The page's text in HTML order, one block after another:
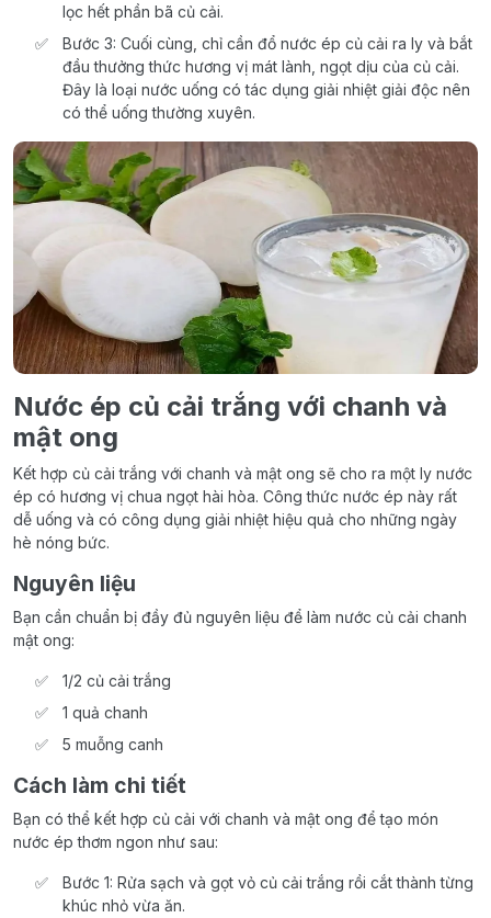
lọc hết phần bã củ cải.
Bước 3: Cuối cùng, chỉ cần đổ nước ép củ cải ra ly và bắt
đầu thưởng thức hương vị mát lành, ngọt dịu của củ cải.
Đây là loại nước uống có tác dụng giải nhiệt giải độc nên
có thể uống thường xuyên.
Nước ép củ cải trắng với chanh và
mật ong
Kết hợp củ cải trắng với chanh và mật ong sẽ cho ra một ly nước
ép có hương vị chua ngọt hài hòa. Công thức nước ép này rất
dễ uống và có công dụng giải nhiệt hiệu quả cho những ngày
hè nóng bức.
Nguyên liệu
Bạn cần chuẩn bị đầy đủ nguyên liệu để làm nước củ cải chanh
mật ong:
1/2 củ cải trắng
1 quả chanh
5 muỗng canh
Cách làm chi tiết
Bạn có thể kết hợp củ cải với chanh và mật ong để tạo món
nước ép thơm ngon như sau:
Bước 1: Rửa sạch và gọt vỏ củ cải trắng rồi cắt thành từng
khúc nhỏ vừa ăn.